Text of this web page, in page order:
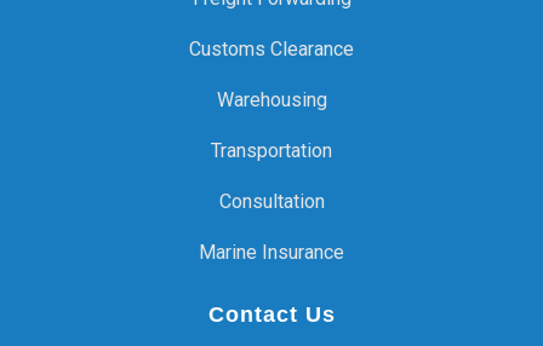
Customs Clearance
Warehousing
Transportation
Consultation
Marine Insurance
Contact Us